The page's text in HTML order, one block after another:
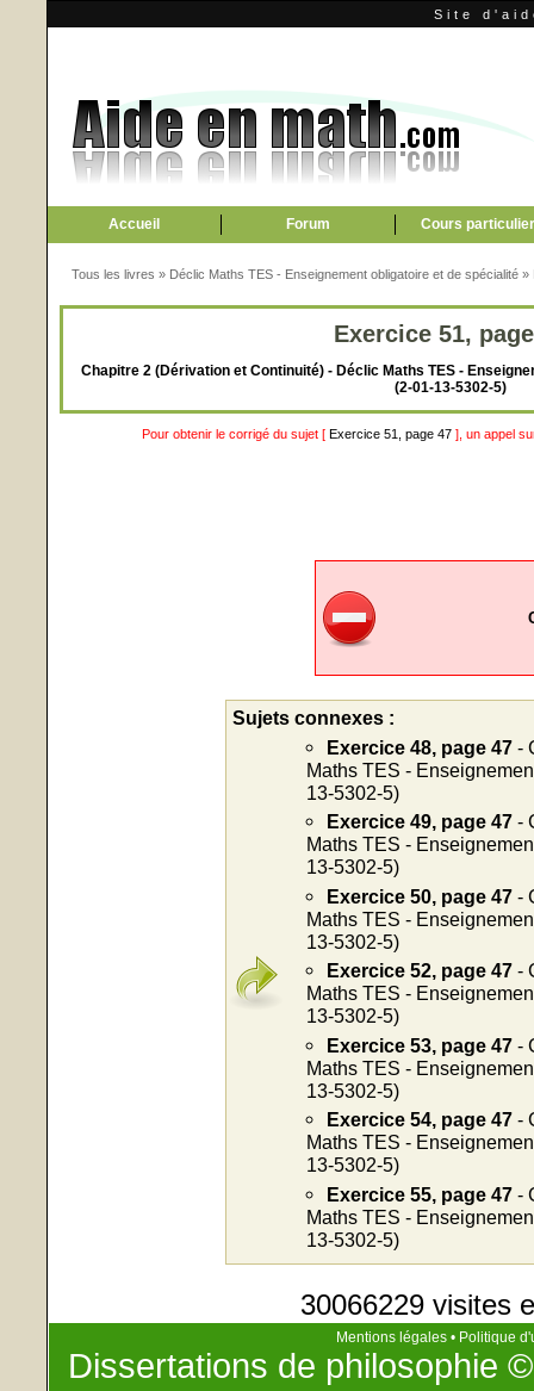
Site
Accueil Forum Cours
Tous les livres » Déclic Maths TES - Enseignement obligatoire et de spécialité »
Exercice 51,
Chapitre 2 (Dérivation et Continuité) - Déclic Maths TES -
(2-01-13-5302-5)
Pour obtenir le corrigé du sujet [ Exercice 51, page 47 ], un appel
Sujets connexes :
Exercice 48, page 47 -
Maths TES -
13-5302-5)
Exercice 49, page 47 -
Maths TES -
13-5302-5)
Exercice 50, page 47 -
Maths TES -
13-5302-5)
Exercice 52, page 47 -
Maths TES -
13-5302-5)
Exercice 53, page 47 -
Maths TES -
13-5302-5)
Exercice 54, page 47 -
Maths TES -
13-5302-5)
Exercice 55, page 47 -
Maths TES -
13-5302-5)
30066229 visites
Mentions légales • Politique
Dissertations de philosophie